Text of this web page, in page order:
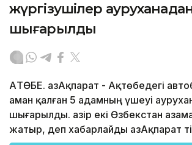
жүргізушілер
шығарылды
АҚТӨБЕ. ҚазАқпарат - Ақтөбедегі
аман қалған 5 адамның үшеуі
шығарылды. Қазір екі Өзбекстан
жатыр, деп хабарлайды ҚазАқпарат